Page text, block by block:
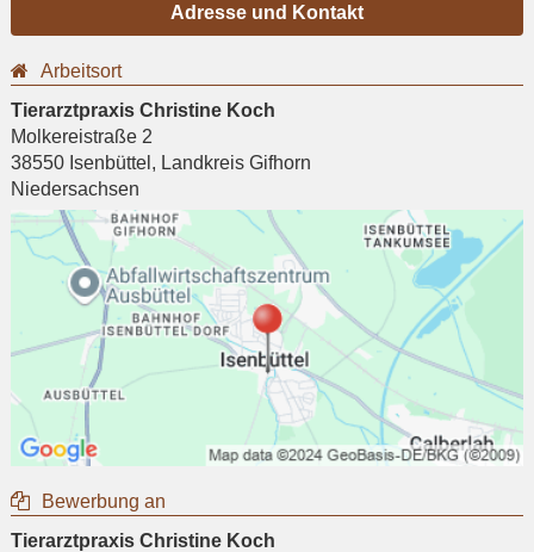
Adresse und Kontakt
Arbeitsort
Tierarztpraxis Christine Koch
Molkereistraße 2
38550 Isenbüttel , Landkreis Gifhorn
Niedersachsen
Bewerbung an
Tierarztpraxis Christine Koch